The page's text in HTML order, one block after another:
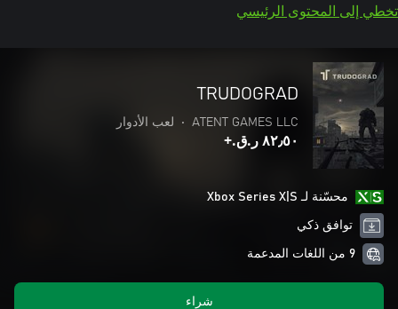
تخطي إلى المحتوى الرئيسي
TRUDOGRAD
ATENT GAMES LLC
• لعب الأدوار
٨٢٫٥٠ ر.ق.‏+
محسّنة لـ Xbox Series X|S
توافق ذكي
9 من اللغات المدعمة
شراء